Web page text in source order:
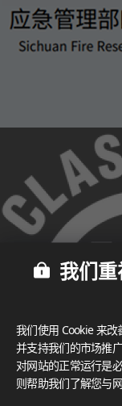
我们
我们使用 Cookie 来改
并支持我们的市场推
对网站的正常运行是
则帮助我们了解您与